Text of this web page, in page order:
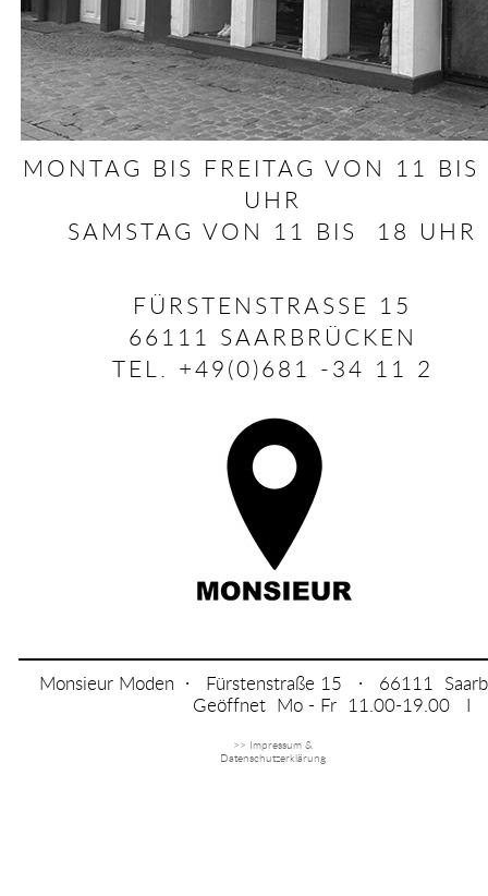
MONTAG BIS FREITAG VON 11 BIS
UHR
SAMSTAG VON 11 BIS 18 UHR
FÜRSTENSTRASSE 15
66111 SAARBRÜCKEN
TEL. +49(0)681 -34 11 2
Monsieur Moden ∙ Fürstenstraße 15 ∙ 66111
Geöffnet Mo - Fr 11.00-19.00 I
>> Impressum &
Datenschutzerklärung